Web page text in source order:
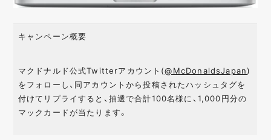
キャンペーン概要
マクドナルド公式Twitterアカウント(@McDonaldsJapan)
をフォローし、同アカウントから投稿されたハッシュタグを
付けてリプライすると、抽選で合計100名様に、1,000円分の
マックカードが当たります。